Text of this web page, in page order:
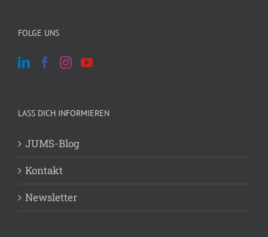
FOLGE UNS
LASS DICH INFORMIEREN
JUMS-Blog
Kontakt
Newsletter